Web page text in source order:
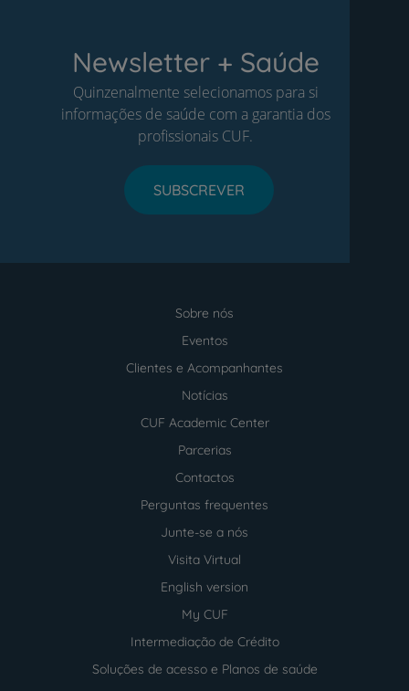
Newsletter + Saúde
Quinzenalmente selecionamos para si
informações de saúde com a garantia dos
profissionais CUF.
SUBSCREVER
Sobre nós
Eventos
Clientes e Acompanhantes
Notícias
CUF Academic Center
Parcerias
Contactos
Perguntas frequentes
Junte-se a nós
Visita Virtual
English version
My CUF
Intermediação de Crédito
Soluções de acesso e Planos de saúde